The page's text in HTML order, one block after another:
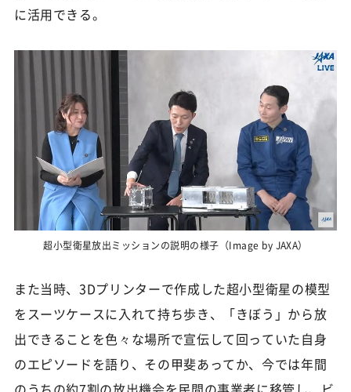
に活用できる。
超小型衛星放出ミッションの説明の様子（Image by JAXA）
また当時、3Dプリンターで作成した超小型衛星の模型
をスーツケースに入れて持ち歩き、「きぼう」から放
出できることを色々な場所で宣伝して回っていた自身
のエピソードを語り、その甲斐あってか、今では年間